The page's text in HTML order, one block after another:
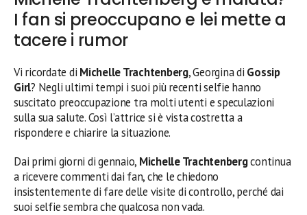
I fan si preoccupano e lei mette a
tacere i rumor
Vi ricordate di Michelle Trachtenberg, Georgina di Gossip
Girl? Negli ultimi tempi i suoi più recenti selfie hanno
suscitato preoccupazione tra molti utenti e speculazioni
sulla sua salute. Così l’attrice si è vista costretta a
rispondere e chiarire la situazione.
Dai primi giorni di gennaio, Michelle Trachtenbergcontinua
a ricevere commenti dai fan, che le chiedono
insistentemente di fare delle visite di controllo, perché dai
suoi selfie sembra che qualcosa non vada.